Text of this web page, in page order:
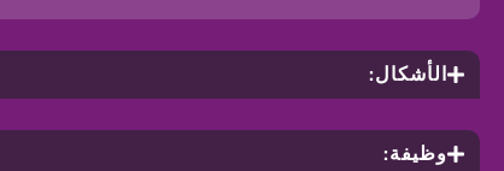
الأشكال:
وظيفة: